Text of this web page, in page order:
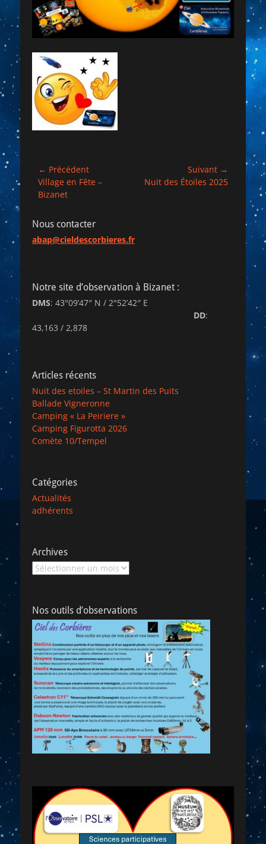
Navigation
de
l’article
← Précédent
Article
précédent :
Village en Fête –
Bizanet
Suivant →
Article
Nuit des Étoiles 2025
Nous contacter
abap@cieldescorbieres.fr
Notre site d’observation à Bizanet :
DMS: 43°09’47″ N / 2°52’42″ E
DD:
43,163 / 2,878
Articles récents
Nuit des etoiles – St Martin des Puits
Ballade Vigneronne
Camping « La Peiriere »
Camping Figurotta 2026
Comète 10/Tempel
Catégories
Actualités
adhérents
Archives
Archives
Nos outils d’observations